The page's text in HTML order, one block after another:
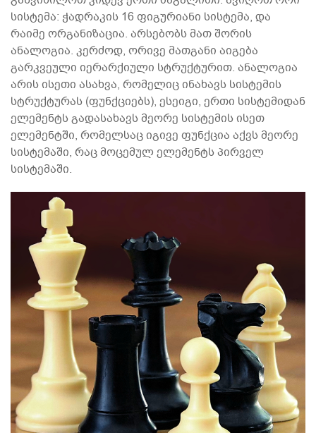
სისტემა: ჭადრაკის 16 ფიგურიანი სისტემა, და
რაიმე ორგანიზაცია. არსებობს მათ შორის
ანალოგია. კერძოდ, ორივე მათგანი აიგება
გარკვეული იერარქიული სტრუქტურით. ანალოგია
არის ისეთი ასახვა, რომელიც ინახავს სისტემის
სტრუქტურას (ფუნქციებს), ესეიგი, ერთი სისტემიდან
ელემენტს გადასახავს მეორე სისტემის ისეთ
ელემენტში, რომელსაც იგივე ფუნქცია აქვს მეორე
სისტემაში, რაც მოცემულ ელემენტს პირველ
სისტემაში.